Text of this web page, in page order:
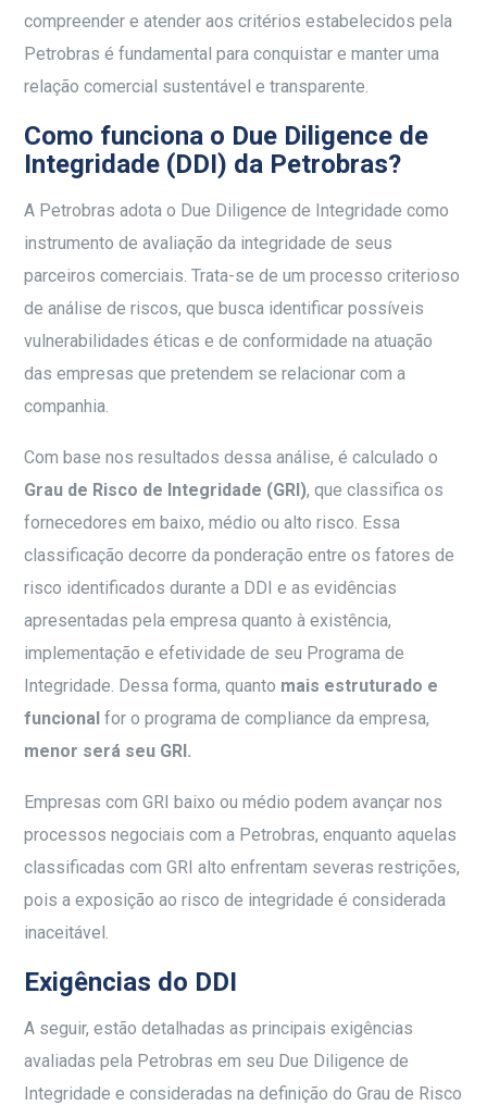
compreender e atender aos critérios estabelecidos pela
Petrobras é fundamental para conquistar e manter uma
relação comercial sustentável e transparente.
Como funciona o Due Diligence de
Integridade (DDI) da Petrobras?
A Petrobras adota o Due Diligence de Integridade como
instrumento de avaliação da integridade de seus
parceiros comerciais. Trata-se de um processo criterioso
de análise de riscos, que busca identificar possíveis
vulnerabilidades éticas e de conformidade na atuação
das empresas que pretendem se relacionar com a
companhia.
Com base nos resultados dessa análise, é calculado o
Grau de Risco de Integridade (GRI), que classifica os
fornecedores em baixo, médio ou alto risco. Essa
classificação decorre da ponderação entre os fatores de
risco identificados durante a DDI e as evidências
apresentadas pela empresa quanto à existência,
implementação e efetividade de seu Programa de
Integridade. Dessa forma, quanto mais estruturado e
funcional for o programa de compliance da empresa,
menor será seu GRI.
Empresas com GRI baixo ou médio podem avançar nos
processos negociais com a Petrobras, enquanto aquelas
classificadas com GRI alto enfrentam severas restrições,
pois a exposição ao risco de integridade é considerada
inaceitável.
Exigências do DDI
A seguir, estão detalhadas as principais exigências
avaliadas pela Petrobras em seu Due Diligence de
Integridade e consideradas na definição do Grau de Risco